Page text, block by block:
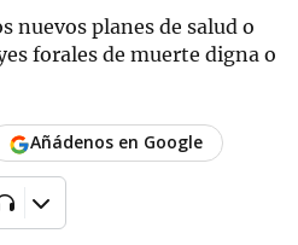
nuevos planes de salud o
forales de muerte digna o
Añádenos en Google